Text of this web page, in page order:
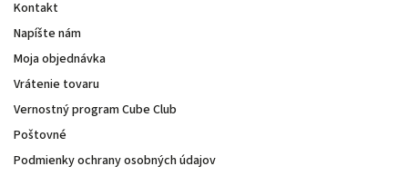
Kontakt
Napíšte nám
Moja objednávka
Vrátenie tovaru
Vernostný program Cube Club
Poštovné
Podmienky ochrany osobných údajov